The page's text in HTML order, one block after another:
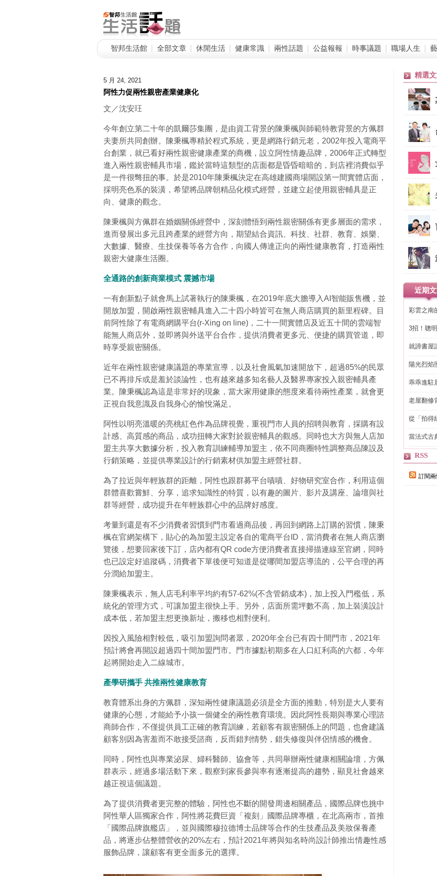
智邦生活館 全部文章 休閒生活 健康常識 兩性話題 公益報報 時事議題 職場人生
5 月 24, 2021
阿性力促兩性親密產業健康化
文／沈安玨
今年創立第二十年的凱爾莎集團，是由資工背景的陳秉楓與師範特教背景的方佩群
夫妻所共同創辦。陳秉楓專精於程式系統，更是網路行銷元老，2002年投入電商平
台創業，就已看好兩性親密健康產業的商機，設立阿性情趣品牌，2006年正式轉型
進入兩性親密輔具市場，鑑於當時這類型的店面都是昏昏暗暗的，到店裡消費似乎
是一件很彆扭的事。於是2010年陳秉楓決定在高雄建國商場開設第一間實體店面，
採明亮色系的裝潢，希望將品牌朝精品化模式經營，並建立起使用親密輔具是正
向、健康的觀念。
陳秉楓與方佩群在婚姻關係經營中，深刻體悟到兩性親密關係有更多層面的需求，
進而發展出多元且跨產業的經營方向，期望結合資訊、科技、社群、教育、娛樂、
大數據、醫療、生技保養等各方合作，向國人傳達正向的兩性健康教育，打造兩性
親密大健康生活圈。
全通路的創新商業模式 震撼市場
一有創新點子就會馬上試著執行的陳秉楓，在2019年底大膽導入AI智能販售機，並
開放加盟，開啟兩性親密輔具進入二十四小時皆可在無人商店購買的新里程碑。目
前阿性除了有電商網購平台(r-Xing on line)，二十一間實體店及近五十間的雲端智
能無人商店外，並即將與外送平台合作，提供消費者更多元、便捷的購買管道，即
時享受親密關係。
近年在兩性親密健康議題的專業宣導，以及社會風氣加速開放下，超過85%的民眾
已不再排斥或是羞於談論性，也有越來越多知名藝人及醫界專家投入親密輔具產
業。陳秉楓認為這是非常好的現象，當大家用健康的態度來看待兩性產業，就會更
正視自我意識及自我身心的愉悅滿足。
阿性以明亮溫暖的亮桃紅色作為品牌視覺，重視門市人員的招聘與教育，採購有設
計感、高質感的商品，成功扭轉大家對於親密輔具的觀感。同時也大方與無人店加
盟主共享大數據分析，投入教育訓練輔導加盟主，依不同商圈特性調整商品陳設及
行銷策略，並提供專業設計的行銷素材供加盟主經營社群。
為了拉近與年輕族群的距離，阿性也跟群募平台嘖嘖、好物研究室合作，利用這個
群體喜歡嘗鮮、分享，追求知識性的特質，以有趣的圖片、影片及講座、論壇與社
群等經營，成功提升在年輕族群心中的品牌好感度。
考量到還是有不少消費者習慣到門市看過商品後，再回到網路上訂購的習慣，陳秉
楓在官網架構下，貼心的為加盟主設定各自的電商平台ID，當消費者在無人商店瀏
覽後，想要回家後下訂，店內都有QR code方便消費者直接掃描連線至官網，同時
也已設定好追蹤碼，消費者下單後便可知道是從哪間加盟店導流的，公平合理的再
分潤給加盟主。
陳秉楓表示，無人店毛利率平均約有57-62%(不含管銷成本)，加上投入門檻低，系
統化的管理方式，可讓加盟主很快上手。另外，店面所需坪數不高，加上裝潢設計
成本低，若加盟主想更換新址，搬移也相對便利。
因投入風險相對較低，吸引加盟詢問者眾，2020年全台已有四十間門市，2021年
預計將會再開設超過四十間加盟門市。門市據點初期多在人口紅利高的六都，今年
起將開始走入二線城市。
產學研攜手 共推兩性健康教育
教育體系出身的方佩群，深知兩性健康議題必須是全方面的推動，特別是大人要有
健康的心態，才能給予小孩一個健全的兩性教育環境。因此阿性長期與專業心理諮
商師合作，不僅提供員工正確的教育訓練，若顧客有親密關係上的問題，也會建議
顧客別因為害羞而不敢接受諮商，反而錯判情勢，錯失修復與伴侶情感的機會。
同時，阿性也與專業泌尿、婦科醫師、協會等，共同舉辦兩性健康相關論壇，方佩
群表示，經過多場活動下來，觀察到家長參與率有逐漸提高的趨勢，顯見社會越來
越正視這個議題。
為了提供消費者更完整的體驗，阿性也不斷的開發周邊相關產品，國際品牌也挑中
阿性華人區獨家合作，阿性將花費巨資「複刻」國際品牌專櫃，在北高兩市，首推
「國際品牌旗艦店」，並與國際穆拉德博士品牌等合作的生技產品及美妝保養產
品，將逐步佔整體營收的20%左右，預計2021年將與知名時尚設計師推出情趣性感
服飾品牌，讓顧客有更全面多元的選擇。
精選
近期
彩雲之南
3招！聰
就諦書屋
陽光烈焰
乖乖進駐
老屋翻修
從「拍得
當法式古
RSS
訂閱